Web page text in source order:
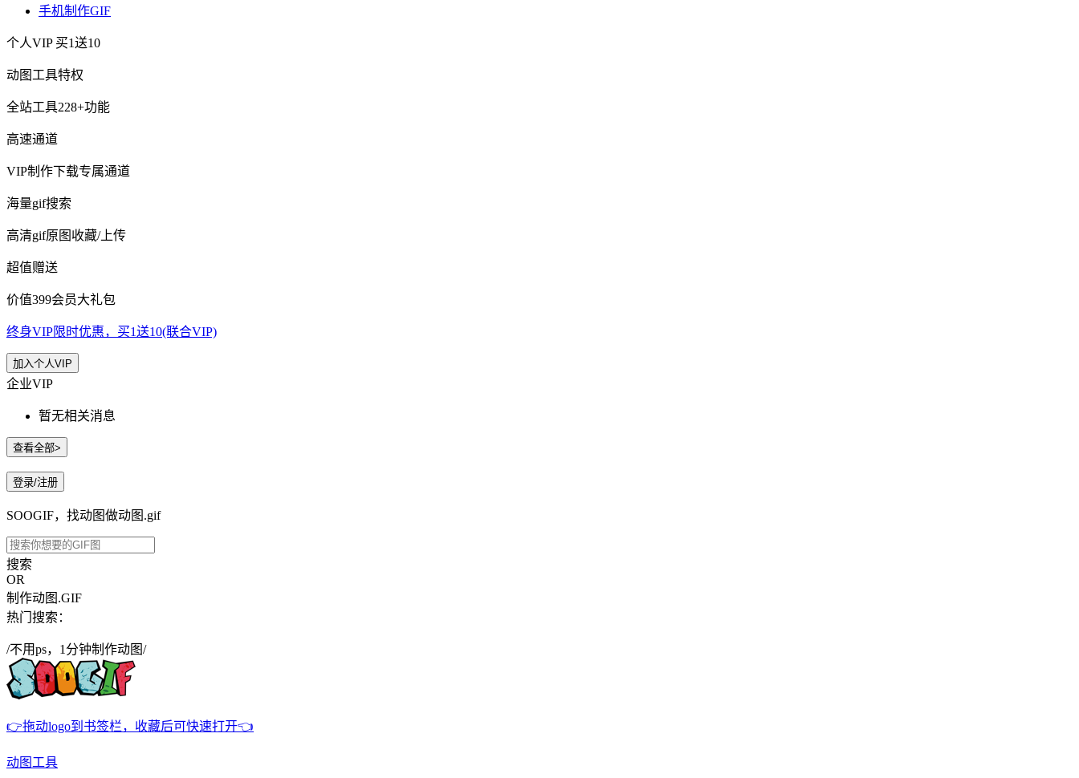
手机制作GIF
个人VIP 买1送10
动图工具特权
全站工具228+功能
高速通道
VIP制作下载专属通道
海量gif搜索
高清gif原图收藏/上传
超值赠送
价值399会员大礼包
终身VIP限时优惠，买1送10(联合VIP)
加入个人VIP
企业VIP
暂无相关消息
查看全部>
登录/注册
SOOGIF，找动图做动图.gif
搜索
OR
制作动图.GIF
热门搜索：
/不用ps，1分钟制作动图/
👉拖动logo到书签栏，收藏后可快速打开👈
动图工具